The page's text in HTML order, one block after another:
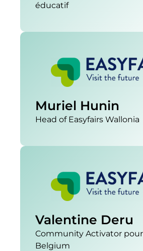
éducatif
Muriel Hunin
Head of Easyfairs Wallonia
Valentine Deru
Community Activator pour
Belgium